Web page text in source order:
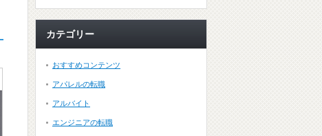
カテゴリー
おすすめコンテンツ
アパレルの転職
アルバイト
エンジニアの転職